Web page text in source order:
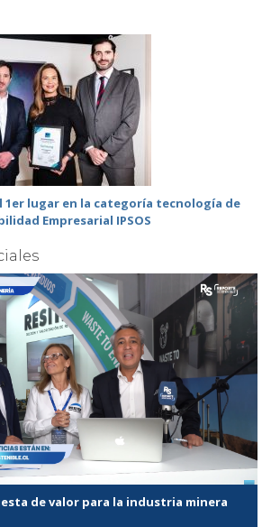
1er lugar en la categoría tecnología de
Empresarial IPSOS
de valor para la industria minera